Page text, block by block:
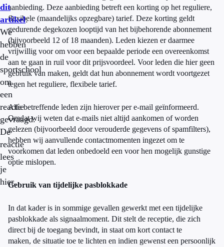
dit
artikel.
We
hebben
de
sportschool
om
een
reactie
gevraagd.
De
reactie
lees
je
hier.
aanbieding. Deze aanbieding betreft een korting op het reguliere,
flexibele (maandelijks opzegbare) tarief. Deze korting geldt
gedurende degekozen looptijd van het bijbehorende abonnement
(bijvoorbeeld 12 of 18 maanden). Leden kiezen er daarmee
vrijwillig voor om voor een bepaalde periode een overeenkomst
aan te gaan in ruil voor dit prijsvoordeel. Voor leden die hier geen
gebruik van maken, geldt dat hun abonnement wordt voortgezet
tegen het reguliere, flexibele tarief.
Alle betreffende leden zijn hierover per e-mail geïnformeerd.
Omdat wij weten dat e-mails niet altijd aankomen of worden
gelezen (bijvoorbeeld door verouderde gegevens of spamfilters),
hebben wij aanvullende contactmomenten ingezet om te
voorkomen dat leden onbedoeld een voor hen mogelijk gunstige
optie mislopen.
Gebruik van tijdelijke pasblokkade
In dat kader is in sommige gevallen gewerkt met een tijdelijke
pasblokkade als signaalmoment. Dit stelt de receptie, die zich
direct bij de toegang bevindt, in staat om kort contact te
maken, de situatie toe te lichten en indien gewenst een persoonlijk